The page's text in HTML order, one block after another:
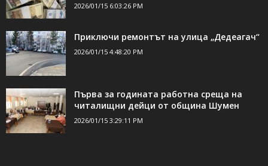
2026/01/15 6:03:26 PM
Приключи ремонтът на улица „Дедеагач“
2026/01/15 4:48:20 PM
Първа за годината работна среща на
читалищни дейци от община Шумен
2026/01/15 3:29:11 PM